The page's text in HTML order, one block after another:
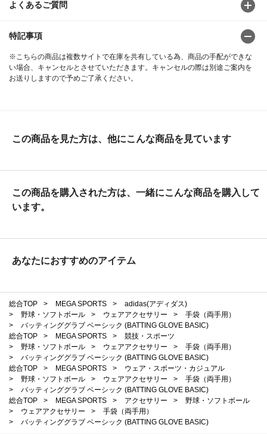
よくあるご質問
特記事項
※こちらの商品は複数サイトで在庫を共有している為、商品の手配ができな
い場合、キャンセルとさせていただきます。キャンセルの際は別途ご案内を
お送りしますので予めご了承ください。
この商品を見た方は、他にこんな商品を見ています
この商品を購入された方は、一緒にこんな商品を購入して
います。
あなたにおすすめのアイテム
総合TOP > MEGA SPORTS >
adidas(アディダス)
>
野球・ソフトボール > ウェアアクセサリー >
手袋（両手用）
>
バッティンググラブ ベーシック (BATTING GLOVE BASIC)
総合TOP
> MEGA SPORTS >
競技・スポーツ
>
野球・ソフトボール > ウェアアクセサリー >
手袋（両手用）
>
バッティンググラブ ベーシック (BATTING GLOVE BASIC)
総合TOP
> MEGA SPORTS >
ウェア・スポーツ・カジュアル
>
野球・ソフトボール > ウェアアクセサリー >
手袋（両手用）
>
バッティンググラブ ベーシック (BATTING GLOVE BASIC)
総合TOP
> MEGA SPORTS > アクセサリー >
野球・ソフトボール
>
ウェアアクセサリー >
手袋（両手用）
>
バッティンググラブ ベーシック (BATTING GLOVE BASIC)